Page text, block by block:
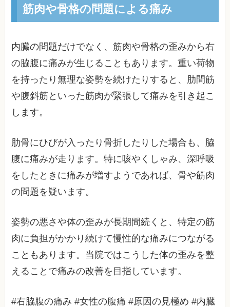
筋肉や骨格の問題による痛み
内臓の問題だけでなく、筋肉や骨格の歪みから右
の脇腹に痛みが生じることもあります。重い荷物
を持ったり無理な姿勢を続けたりすると、肋間筋
や腹斜筋といった筋肉が緊張して痛みを引き起こ
します。
肋骨にひびが入ったり骨折したりした場合も、脇
腹に痛みが走ります。特に咳やくしゃみ、深呼吸
をしたときに痛みが増すようであれば、骨や筋肉
の問題を疑います。
姿勢の悪さや体の歪みが長期間続くと、特定の筋
肉に負担がかかり続けて慢性的な痛みにつながる
こともあります。当院ではこうした体の歪みを整
えることで痛みの改善を目指しています。
#右脇腹の痛み #女性の腹痛 #原因の見極め #内臓